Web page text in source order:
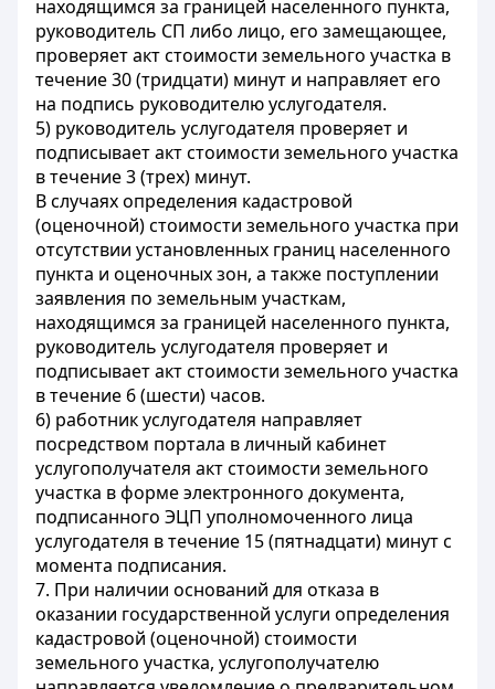
находящимся за границей населенного пункта,
руководитель СП либо лицо, его замещающее,
проверяет акт стоимости земельного участка в
течение 30 (тридцати) минут и направляет его
на подпись руководителю услугодателя.
5) руководитель услугодателя проверяет и
подписывает акт стоимости земельного участка
в течение 3 (трех) минут.
В случаях определения кадастровой
(оценочной) стоимости земельного участка при
отсутствии установленных границ населенного
пункта и оценочных зон, а также поступлении
заявления по земельным участкам,
находящимся за границей населенного пункта,
руководитель услугодателя проверяет и
подписывает акт стоимости земельного участка
в течение 6 (шести) часов.
6) работник услугодателя направляет
посредством портала в личный кабинет
услугополучателя акт стоимости земельного
участка в форме электронного документа,
подписанного ЭЦП уполномоченного лица
услугодателя в течение 15 (пятнадцати) минут с
момента подписания.
7. При наличии оснований для отказа в
оказании государственной услуги определения
кадастровой (оценочной) стоимости
земельного участка, услугополучателю